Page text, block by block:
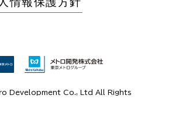
Development Co., Ltd All Rights